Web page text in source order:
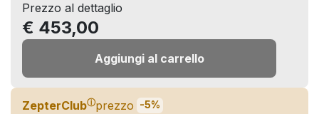
Prezzo al dettaglio
€ 453,00
Aggiungi al carrello
ZepterClubⓘprezzo -5%